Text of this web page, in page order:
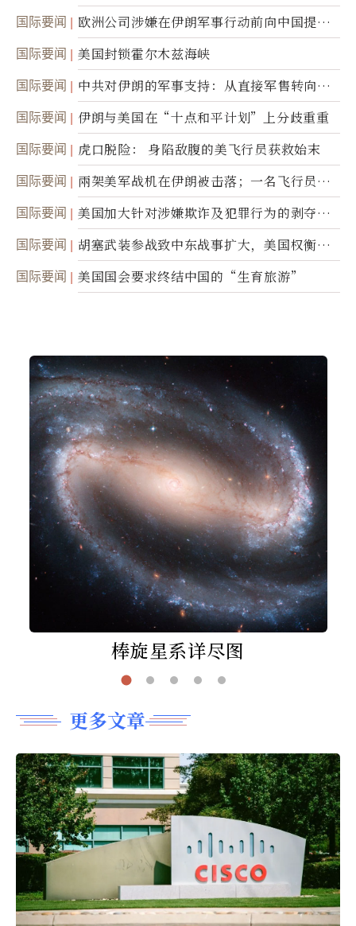
职责
国际要闻
欧洲公司涉嫌在伊朗军事行动前向中国提供
美军基地的卫星图像
国际要闻 美国封锁霍尔木兹海峡
国际要闻
中共对伊朗的军事支持：从直接军售转向间
接技术转让
国际要闻 伊朗与美国在“十点和平计划”上分歧重重
国际要闻 虎口脱险： 身陷敌腹的美飞行员获救始末
国际要闻
兩架美军战机在伊朗被击落；一名飞行员失
踪
国际要闻
美国加大针对涉嫌欺诈及犯罪行为的剥夺公
民权力度
国际要闻
胡塞武装参战致中东战事扩大，美国权衡地
面入侵的可能性
国际要闻 美国国会要求终结中国的“生育旅游”
棒旋星系详尽图
更多文章